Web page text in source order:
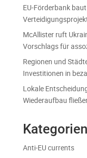
EU-Förderbank
McAllister ruft
Vorschlags für
Regionen und
Investitionen in
Lokale
Wiederaufbau
Kategorien
Anti-EU currents